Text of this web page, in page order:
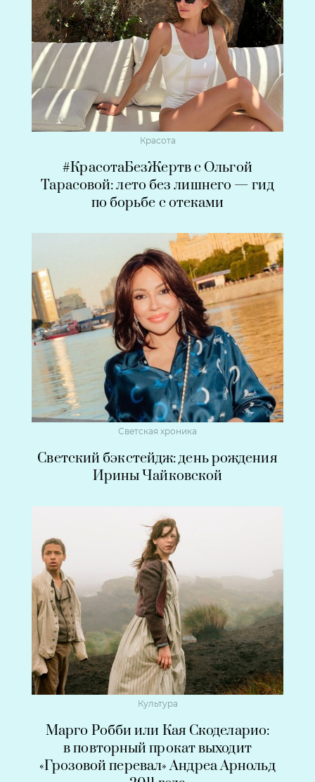
Красота
#КрасотаБезЖертв с Ольгой
Тарасовой: лето без лишнего — гид
по борьбе с отеками
Светская хроника
Светский бэкстейдж: день рождения
Ирины Чайковской
Культура
Марго Робби или Кая Скоделарио:
в повторный прокат выходит
«Грозовой перевал» Андреа Арнольд